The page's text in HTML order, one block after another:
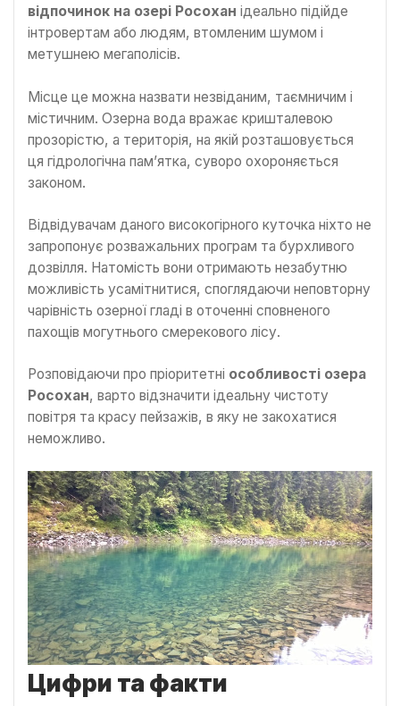
відпочинок на озері Росохан ідеально підійде
інтровертам або людям, втомленим шумом і
метушнею мегаполісів.
Місце це можна назвати незвіданим, таємничим і
містичним. Озерна вода вражає кришталевою
прозорістю, а територія, на якій розташовується
ця гідрологічна пам’ятка, суворо охороняється
законом.
Відвідувачам даного високогірного куточка ніхто не
запропонує розважальних програм та бурхливого
дозвілля. Натомість вони отримають незабутню
можливість усамітнитися, споглядаючи неповторну
чарівність озерної гладі в оточенні сповненого
пахощів могутнього смерекового лісу.
Розповідаючи про пріоритетні особливості озера
Росохан, варто відзначити ідеальну чистоту
повітря та красу пейзажів, в яку не закохатися
неможливо.
Цифри та факти